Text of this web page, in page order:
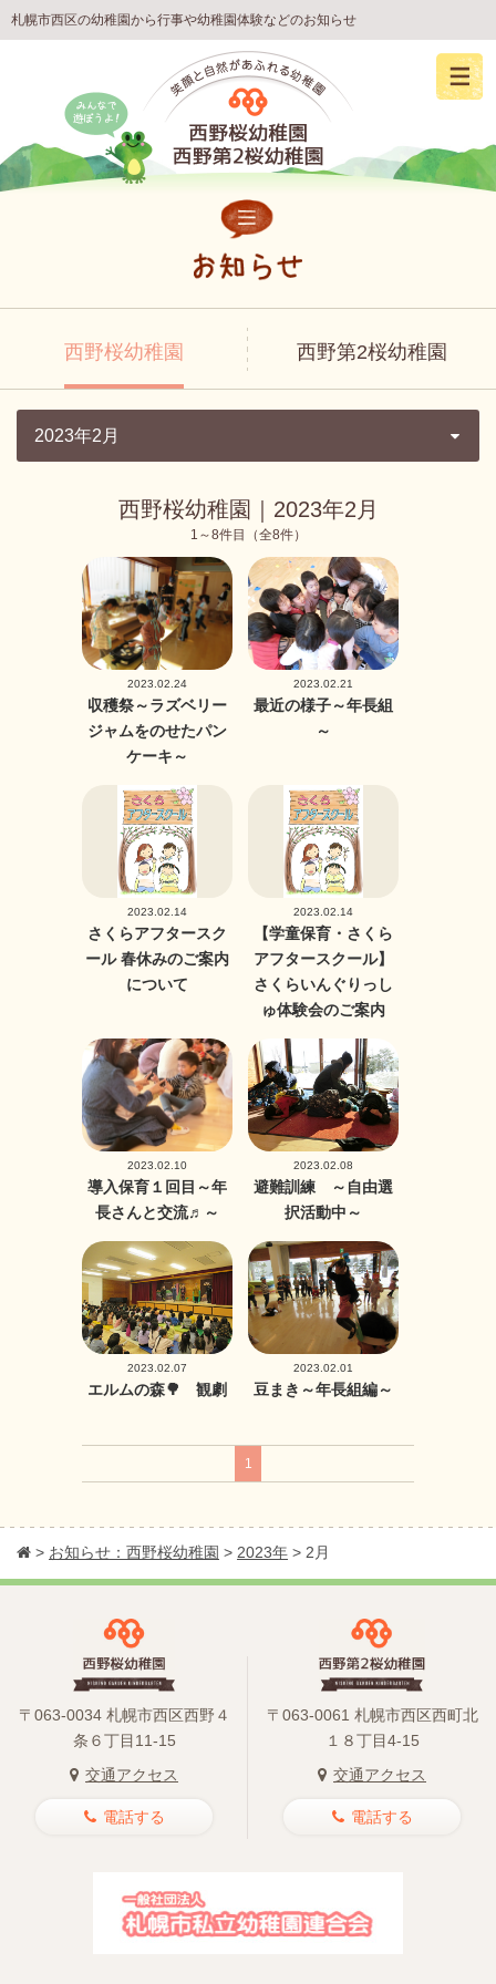
札幌市西区の幼稚園から行事や幼稚園体験などのお知らせ
西野桜幼稚園 西野第2桜幼稚園
2023年2月
西野桜幼稚園｜2023年2月
1～8件目（全8件）
2023.02.24
収穫祭～ラズベリー
ジャムをのせたパン
ケーキ～
2023.02.21
最近の様子～年長組
～
2023.02.14
さくらアフタースク
ール 春休みのご案内
について
2023.02.14
【学童保育・さくら
アフタースクール】
さくらいんぐりっし
ゅ体験会のご案内
2023.02.10
導入保育１回目～年
長さんと交流♬～
2023.02.08
避難訓練 ～自由選
択活動中～
2023.02.07
エルムの森🌳 観劇
2023.02.01
豆まき～年長組編～
1
> お知らせ：西野桜幼稚園 > 2023年 > 2月
〒063-0034 札幌市西区西野４
条６丁目11-15
交通アクセス
電話する
〒063-0061 札幌市西区西町北
１８丁目4-15
交通アクセス
電話する